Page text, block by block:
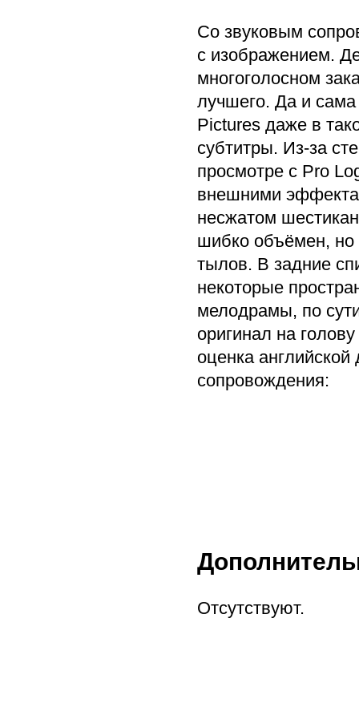
Со звуковым
с изображением.
многоголосном
лучшего. Да и
Pictures даже в
субтитры. Из-за
просмотре с Pro
внешними
несжатом
шибко объёмен, но
тылов. В задние
некоторые
мелодрамы, по
оригинал на
оценка
сопровождения:
Отсутствуют.